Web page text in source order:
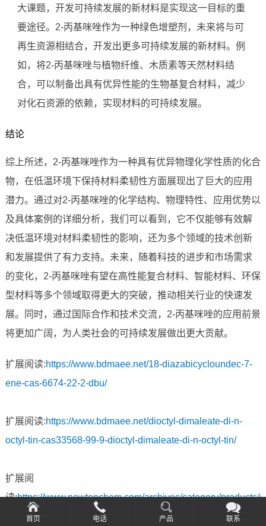
大课题，开发可持续发展的新材料是实现这一目标的重
要途径。2-丙基咪唑作为一种绿色增塑剂，未来将与可
再生资源相结合，开发出更多可持续发展的新材料。例
如，将2-丙基咪唑与植物纤维、木质素等天然材料结
合，可以制备出具有优异性能的生物基复合材料，减少
对化石资源的依赖，实现材料的可持续发展。
结论
综上所述，2-丙基咪唑作为一种具有优异物理化学性质的化合
物，在低温环境下保持材料柔韧性方面展现出了巨大的应用
潜力。通过对2-丙基咪唑的化学结构、物理特性、应用优势以
及具体案例的详细分析，我们可以看到，它不仅能够有效解
决低温环境对材料柔韧性的影响，还为多个领域的技术创新
和发展提供了有力支持。未来，随着科技的进步和市场需求
的变化，2-丙基咪唑有望在高性能复合材料、智能材料、环保
型材料等多个领域取得更大的突破，推动相关行业的快速发
展。同时，通过国际合作和技术交流，2-丙基咪唑的应用前景
将更加广阔，为人类社会的可持续发展做出更大贡献。
扩展阅读:https://www.bdmaee.net/18-diazabicycloundec-7-
ene-cas-6674-22-2-dbu/
扩展阅读:https://www.bdmaee.net/dioctyl-dimaleate-di-n-
octyl-tin-cas33568-99-9-dioctyl-dimaleate-di-n-octyl-tin/
扩展阅
读:https://www.newtopchem.com/archives/category/products/
首页 电话 产品 联系